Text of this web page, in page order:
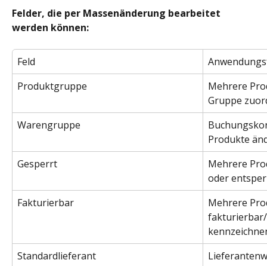
Felder, die per Massenänderung bearbeitet
werden können:
Feld
Produktgruppe
Mehrere
Gruppe
Warengruppe
Produkte
Gesperrt
Mehrere
oder
Fakturierbar
Mehrere
Standardlieferant